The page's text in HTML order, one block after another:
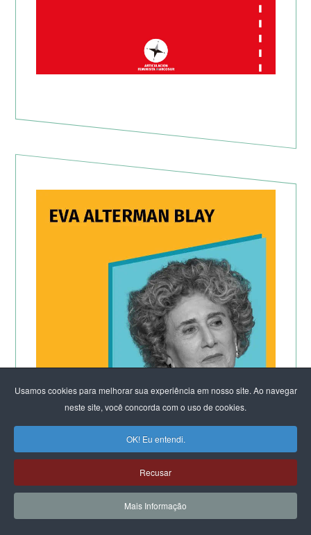
Usamos cookies para melhorar sua experiência em nosso site. Ao navegar
neste site, você concorda com o uso de cookies.
OK! Eu entendi.
Recusar
Mais Informação
Por que os homens continuam a
matar as mulheres?